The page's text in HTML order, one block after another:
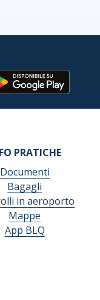
PRATICHE
Documenti
Bagagli
in aeroporto
Mappe
App BLQ